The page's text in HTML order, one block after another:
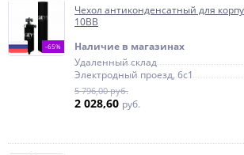
-65%
Чехол антиконденсатный для
10ВВ
Наличие в магазинах
Удаленный склад
Электродный проезд, 6с1
5 796,00 руб.
2 028,60 руб.